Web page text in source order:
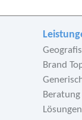
Brand
Beratung